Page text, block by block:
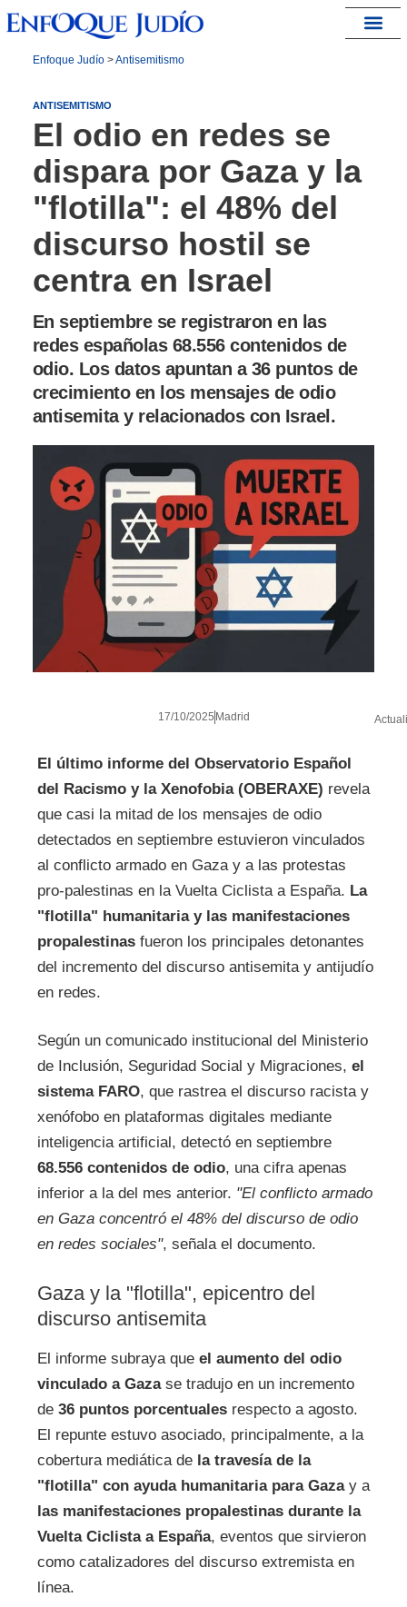
Enfoque Judío>Antisemitismo
ANTISEMITISMO
El odio en redes se
dispara por Gaza y la
"flotilla": el 48% del
discurso hostil se
centra en Israel
En septiembre se registraron en las
redes españolas 68.556 contenidos de
odio. Los datos apuntan a 36 puntos de
crecimiento en los mensajes de odio
antisemita y relacionados con Israel.
17/10/2025 Madrid
El último informe del Observatorio Español
del Racismo y la Xenofobia (OBERAXE) revela
que casi la mitad de los mensajes de odio
detectados en septiembre estuvieron vinculados
al conflicto armado en Gaza y a las protestas
pro-palestinas en la Vuelta Ciclista a España. La
"flotilla" humanitaria y las manifestaciones
propalestinasfueron los principales detonantes
del incremento del discurso antisemita y antijudío
en redes.
Según un comunicado institucional del Ministerio
de Inclusión, Seguridad Social y Migraciones, el
sistema FARO, que rastrea el discurso racista y
xenófobo en plataformas digitales mediante
inteligencia artificial, detectó en septiembre
68.556 contenidos de odio, una cifra apenas
inferior a la del mes anterior. "El conflicto armado
en Gaza concentró el 48% del discurso de odio
en redes sociales", señala el documento.
Gaza y la "flotilla", epicentro del
discurso antisemita
El informe subraya que el aumento del odio
vinculado a Gazase tradujo en un incremento
de 36 puntos porcentualesrespecto a agosto.
El repunte estuvo asociado, principalmente, a la
cobertura mediática de la travesía de la
"flotilla" con ayuda humanitaria para Gazay a
las manifestaciones propalestinas durante la
Vuelta Ciclista a España, eventos que sirvieron
como catalizadores del discurso extremista en
línea.